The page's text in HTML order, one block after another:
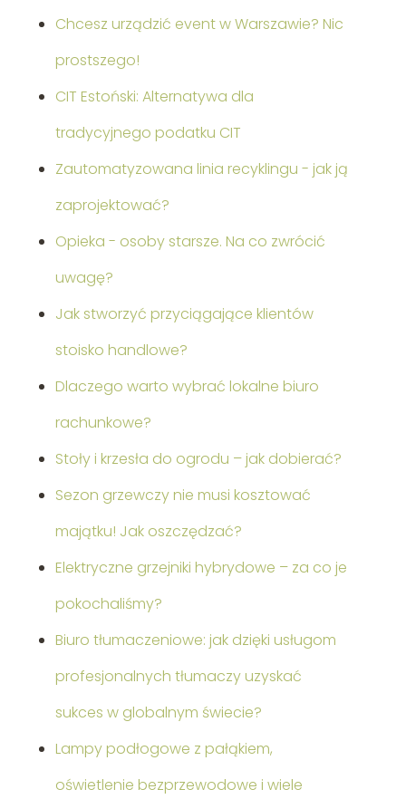
Chcesz urządzić event w Warszawie? Nic
prostszego!
CIT Estoński: Alternatywa dla
tradycyjnego podatku CIT
Zautomatyzowana linia recyklingu - jak ją
zaprojektować?
Opieka - osoby starsze. Na co zwrócić
uwagę?
Jak stworzyć przyciągające klientów
stoisko handlowe?
Dlaczego warto wybrać lokalne biuro
rachunkowe?
Stoły i krzesła do ogrodu – jak dobierać?
Sezon grzewczy nie musi kosztować
majątku! Jak oszczędzać?
Elektryczne grzejniki hybrydowe – za co je
pokochaliśmy?
Biuro tłumaczeniowe: jak dzięki usługom
profesjonalnych tłumaczy uzyskać
sukces w globalnym świecie?
Lampy podłogowe z pałąkiem,
oświetlenie bezprzewodowe i wiele